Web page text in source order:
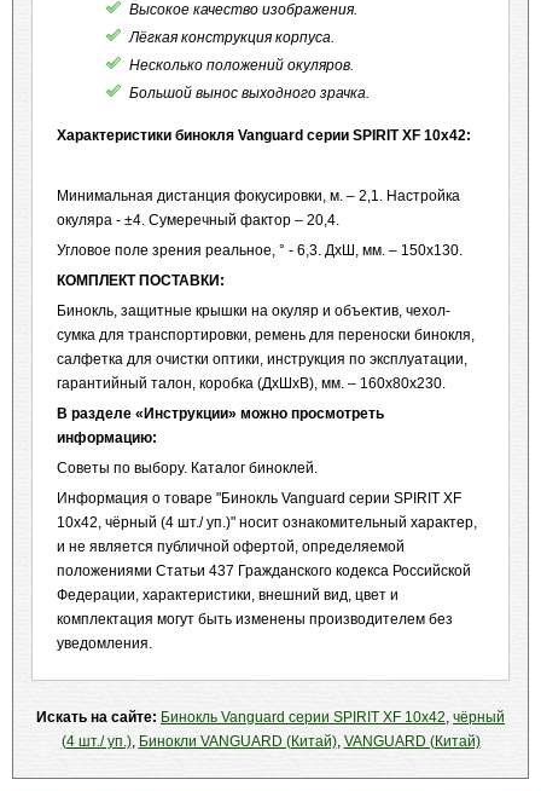
Высокое качество изображения.
Лёгкая конструкция корпуса.
Несколько положений окуляров.
Большой вынос выходного зрачка.
Характеристики бинокля Vanguard серии SPIRIT XF 10х42:
Минимальная дистанция фокусировки, м. – 2,1. Настройка
окуляра - ±4. Сумеречный фактор – 20,4.
Угловое поле зрения реальное, ° - 6,3. ДхШ, мм. – 150х130.
КОМПЛЕКТ ПОСТАВКИ:
Бинокль, защитные крышки на окуляр и объектив, чехол-
сумка для транспортировки, ремень для переноски бинокля,
салфетка для очистки оптики, инструкция по эксплуатации,
гарантийный талон, коробка (ДхШхВ), мм. – 160х80х230.
В разделе «Инструкции» можно просмотреть
информацию:
Советы по выбору. Каталог биноклей.
Информация о товаре "Бинокль Vanguard серии SPIRIT XF
10х42, чёрный (4 шт./ уп.)" носит ознакомительный характер,
и не является публичной офертой, определяемой
положениями Статьи 437 Гражданского кодекса Российской
Федерации, характеристики, внешний вид, цвет и
комплектация могут быть изменены производителем без
уведомления.
Искать на сайте: Бинокль Vanguard серии SPIRIT XF 10х42, чёрный
(4 шт./ уп.), Бинокли VANGUARD (Китай), VANGUARD (Китай)